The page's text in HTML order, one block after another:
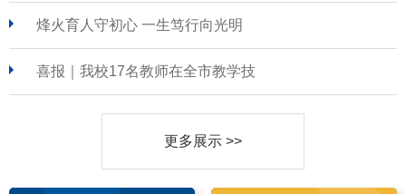
烽火育人守初心 一生笃行向光明
喜报｜我校17名教师在全市教学技
更多展示 >>